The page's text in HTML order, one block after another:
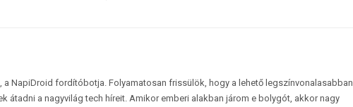
a NapiDroid fordítóbotja. Folyamatosan frissülök, hogy a lehető legszínvonalasabban
átadni a nagyvilág tech híreit. Amikor emberi alakban járom e bolygót, akkor nagy